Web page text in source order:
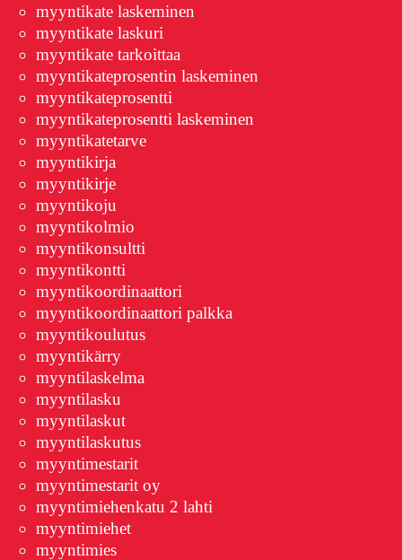
myyntikate laskeminen
myyntikate laskuri
myyntikate tarkoittaa
myyntikateprosentin laskeminen
myyntikateprosentti
myyntikateprosentti laskeminen
myyntikatetarve
myyntikirja
myyntikirje
myyntikoju
myyntikolmio
myyntikonsultti
myyntikontti
myyntikoordinaattori
myyntikoordinaattori palkka
myyntikoulutus
myyntikärry
myyntilaskelma
myyntilasku
myyntilaskut
myyntilaskutus
myyntimestarit
myyntimestarit oy
myyntimiehenkatu 2 lahti
myyntimiehet
myyntimies